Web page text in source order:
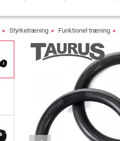
Styrketræning Funktionel træning